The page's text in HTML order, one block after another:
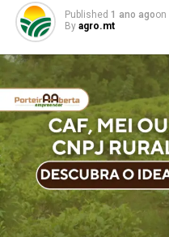
Published 1 ano agoon
By agro.mt